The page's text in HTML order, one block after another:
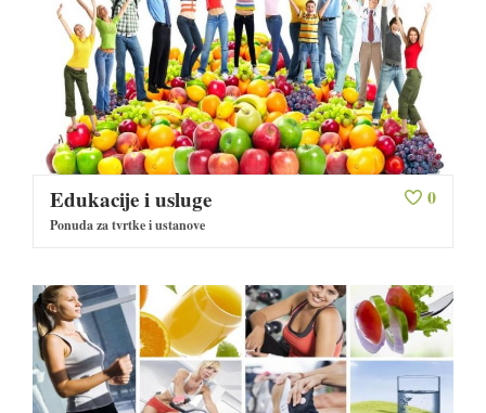
upućuje na blagi relaps, no budući
da povišenje nije veliko nema
potrebe za promjenom terapije.
Nastupilo pogoršanje grčevitim
bolovima u trbuhu, gubitkom
apetita i porastom upalnih
parametara uvedena enteralna
prehrana uz prekid terapije.
Učinjena MR enterografija na
kojoj se pokazalo da je terminalni
stijenke od 1 cm uz sužen lumen
na nekoliko milimetara.
Prestenotično crijevo diskretno
šire najvećeg promjera do 3.3 cm.
Uz promijenjeni terminalni ileum
0
Edukacije i usluge
Ponuda za tvrtke i ustanove